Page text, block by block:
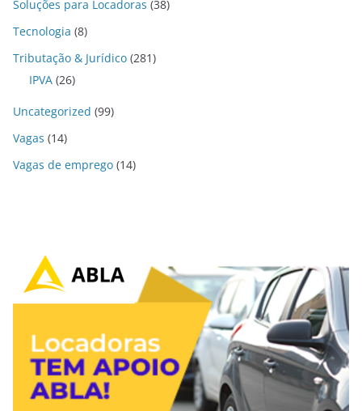
Soluções para Locadoras (38)
Tecnologia (8)
Tributação & Jurídico (281)
IPVA (26)
Uncategorized (99)
Vagas (14)
Vagas de emprego (14)